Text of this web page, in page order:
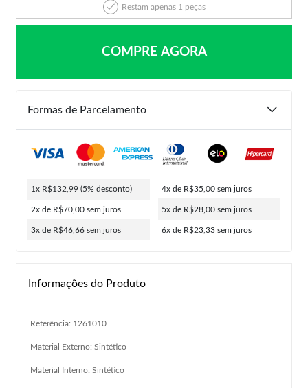
Restam apenas 1 peças
COMPRE AGORA
Formas de Parcelamento
1x R$132,99 (5% desconto)
2x de R$70,00 sem juros
3x de R$46,66 sem juros
4x de R$35,00 sem juros
5x de R$28,00 sem juros
6x de R$23,33 sem juros
Informações do Produto
Referência: 1261010
Material Externo: Sintético
Material Interno: Sintético